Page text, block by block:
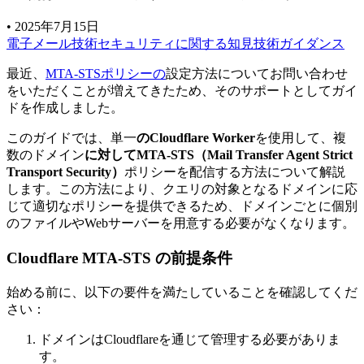
• 2025年7月15日
電子メール技術セキュリティに関する知見技術ガイダンス
最近、 MTA-STSポリシーの設定方法についてお問い合わせ
をいただくことが増えてきたため、そのサポートとしてガイ
ドを作成しました。
このガイドでは、単一のCloudflare Workerを使用して、複
数のドメインに対してMTA-STS（Mail Transfer Agent Strict
Transport Security） ポリシーを配信する方法について解説
します。この方法により、クエリの対象となるドメインに応
じて適切なポリシーを提供できるため、ドメインごとに個別
のファイルやWebサーバーを用意する必要がなくなります。
Cloudflare MTA-STS の前提条件
始める前に、以下の要件を満たしていることを確認してくだ
さい：
ドメインはCloudflareを通じて管理する必要がありま
す。